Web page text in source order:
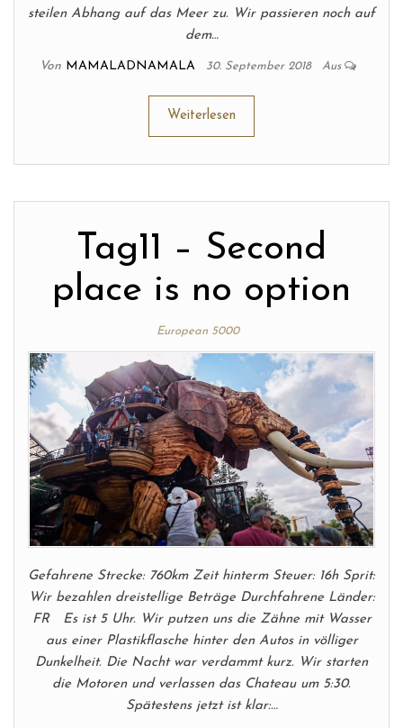
steilen Abhang auf das Meer zu. Wir passieren noch auf
dem…
Von MAMALADNAMALA 30. September 2018 Aus
Weiterlesen
Tag11 – Second
place is no option
European 5000
Gefahrene Strecke: 760km Zeit hinterm Steuer: 16h Sprit:
Wir bezahlen dreistellige Beträge Durchfahrene Länder:
FR Es ist 5 Uhr. Wir putzen uns die Zähne mit Wasser
aus einer Plastikflasche hinter den Autos in völliger
Dunkelheit. Die Nacht war verdammt kurz. Wir starten
die Motoren und verlassen das Chateau um 5:30.
Spätestens jetzt ist klar:…